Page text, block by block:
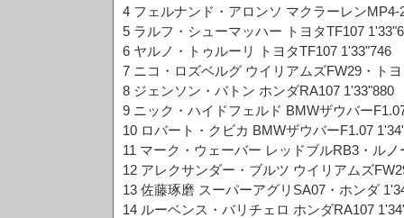
4 フェルナンド・アロンソ マクラーレンMP4-
5 ラルフ・シューマッハー トヨタTF107
6 ヤルノ・トゥルーリ トヨタTF107 1'33"746
7 ニコ・ロズベルグ ウイリアムズFW29・ト
8 ジェンソン・バトン ホンダRA107 1'33"880
9 ニック・ハイドフェルド BMWザウバー
10 ロバート・クビカ BMWザウバーF1.07
11 マーク・ウェーバー レッドブルRB3・ルノ
12 アレクサンダー・ブルツ ウイリアムズ
13 佐藤琢磨 スーパーアグリSA07・ホンダ
14 ルーベンス・バリチェロ ホンダRA107